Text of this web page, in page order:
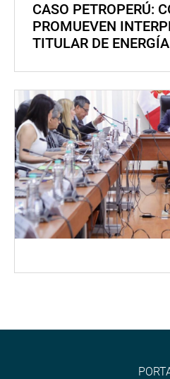
CASO PETROPERÚ:
PROMUEVEN
TITULAR DE